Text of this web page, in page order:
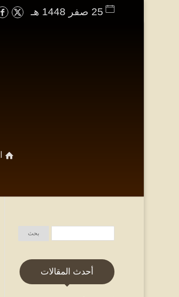
25 صفر 1448 هـ
أحدث المقالات